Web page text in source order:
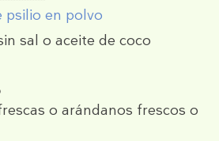
psilio en polvo
sal o aceite de coco
o arándanos frescos o